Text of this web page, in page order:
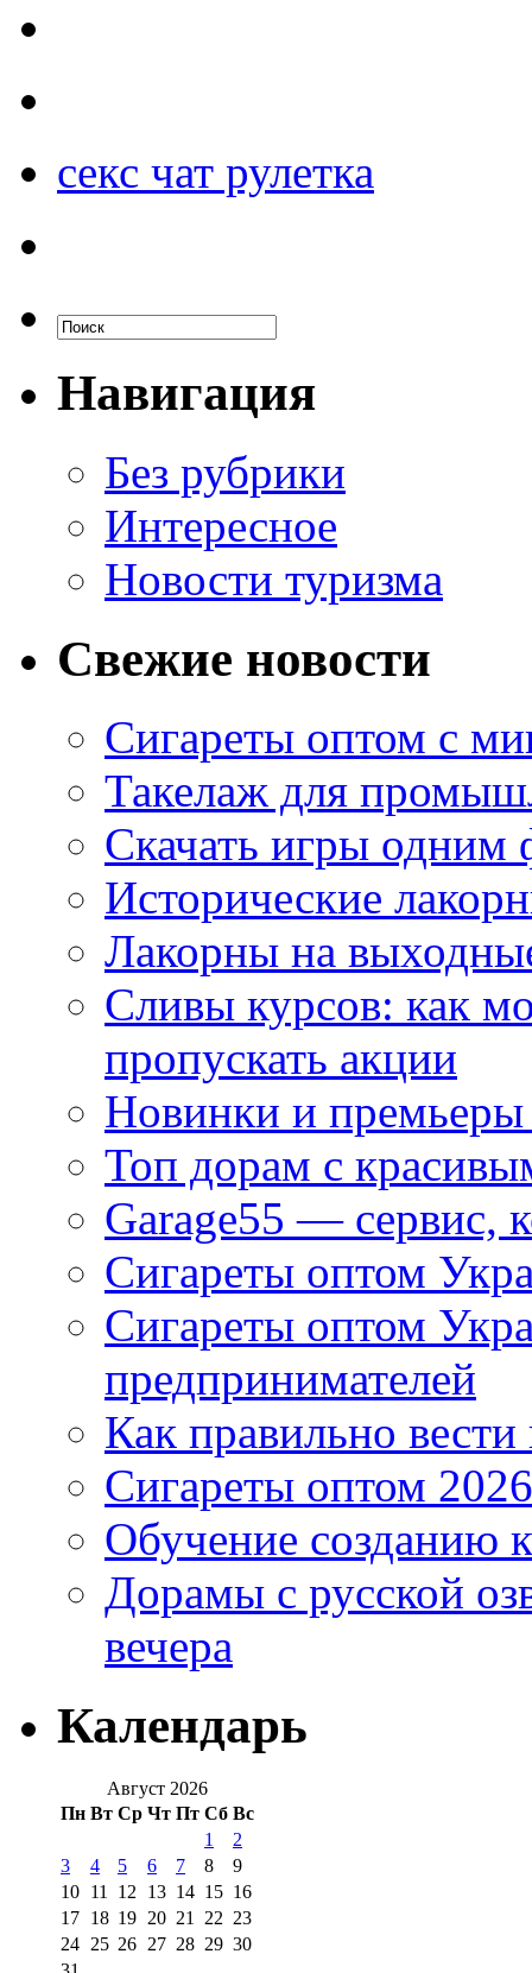
секс чат рулетка
Навигация
Без рубрики
Интересное
Новости туризма
Свежие новости
Сигареты оптом с
Такелаж для
Скачать игры одним
Исторические
Лакорны на
Сливы курсов: как
пропускать акции
Новинки и
Топ дорам с
Garage55 — сервис,
Сигареты оптом
Сигареты оптом
предпринимателей
Как правильно
Сигареты оптом
Обучение созданию
Дорамы с русской
вечера
Календарь
Август 2026
Пн Вт Ср Чт Пт Сб Вс
1
2
3
4 5 6 7 8
9
10 11 12 13 14 15 16
17 18 19 20 21 22 23
24 25 26 27 28 29 30